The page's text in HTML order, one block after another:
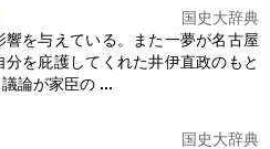
国史大辞典
を与えている。また一夢が名古屋
分を庇護してくれた井伊直政のもと
論が家臣の ...
国史大辞典